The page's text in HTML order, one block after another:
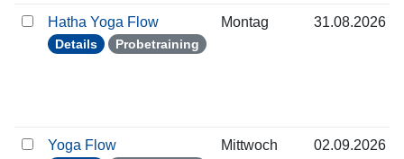
Hatha Yoga Flow
Details Probetraining
Montag 31.08.2026
Yoga Flow Mittwoch 02.09.2026